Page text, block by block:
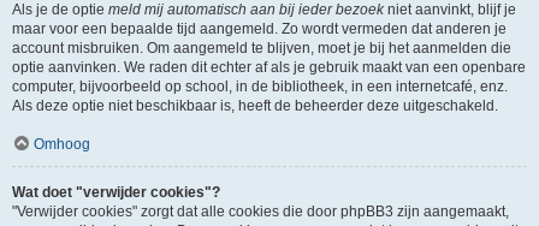
Als je de optie meld mij automatisch aan bij ieder bezoekniet aanvinkt, blijf je
maar voor een bepaalde tijd aangemeld. Zo wordt vermeden dat anderen je
account misbruiken. Om aangemeld te blijven, moet je bij het aanmelden die
optie aanvinken. We raden dit echter af als je gebruik maakt van een openbare
computer, bijvoorbeeld op school, in de bibliotheek, in een internetcafé, enz.
Als deze optie niet beschikbaar is, heeft de beheerder deze uitgeschakeld.
Omhoog
Wat doet "verwijder cookies"?
"Verwijder cookies" zorgt dat alle cookies die door phpBB3 zijn aangemaakt,